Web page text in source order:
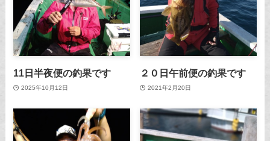
11日半夜便の釣果です
2025年10月12日
２０日午前便の釣果です
2021年2月20日